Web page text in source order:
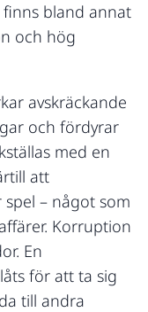
bland annat
och hög
avskräckande
och fördyrar
med en
att
– något som
Korruption
En
för att ta sig
till andra